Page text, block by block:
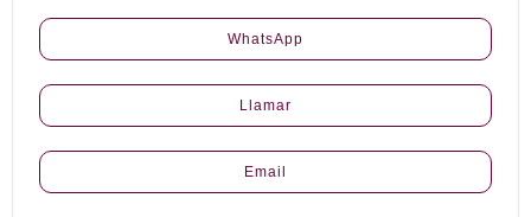
WhatsApp
Llamar
Email